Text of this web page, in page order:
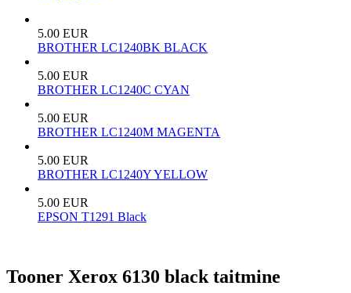
5.00 EUR
BROTHER LC1240BK BLACK
5.00 EUR
BROTHER LC1240C CYAN
5.00 EUR
BROTHER LC1240M MAGENTA
5.00 EUR
BROTHER LC1240Y YELLOW
5.00 EUR
EPSON T1291 Black
Tooner Xerox 6130 black taitmine